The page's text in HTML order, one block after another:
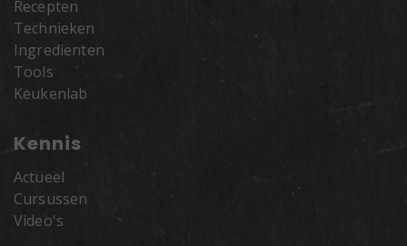
Recepten
Technieken
Ingrediënten
Tools
Keukenlab
Kennis
Actueel
Cursussen
Video's